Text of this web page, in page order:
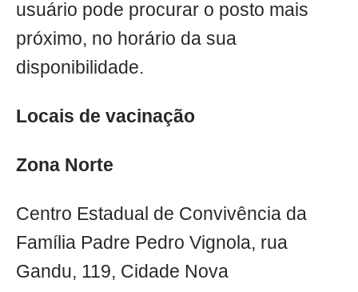
usuário pode procurar o posto mais
próximo, no horário da sua
disponibilidade.
Locais de vacinação
Zona Norte
Centro Estadual de Convivência da
Família Padre Pedro Vignola, rua
Gandu, 119, Cidade Nova